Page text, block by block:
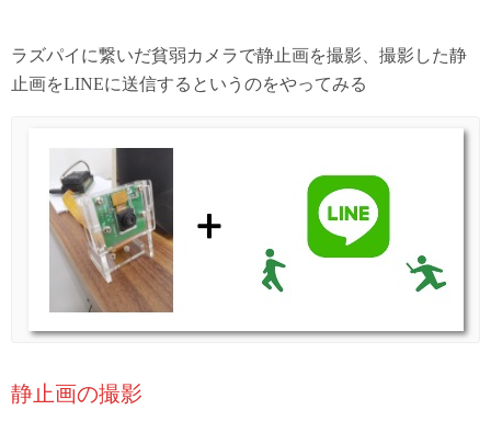
ラズパイに繋いだ貧弱カメラで静止画を撮影、撮影した静
止画をLINEに送信するというのをやってみる
静止画の撮影